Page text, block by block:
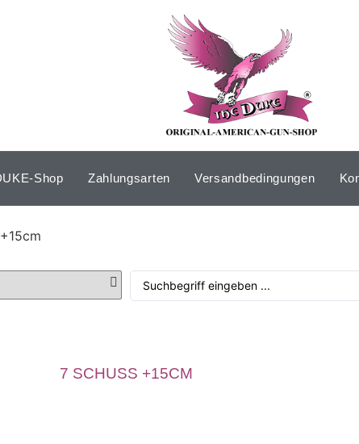
Shop Zahlungsarten Versandbedingungen
7 SCHUSS +15CM